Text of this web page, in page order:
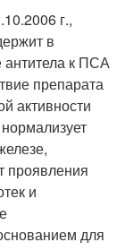
г.,
в
к ПСА
препарата
активности
проявления
и
для